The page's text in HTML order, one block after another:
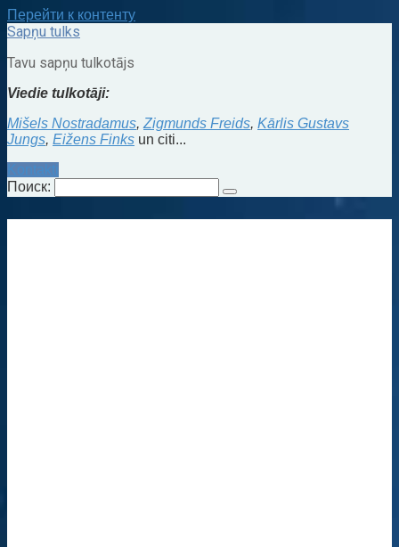
Перейти к контенту
Sapņu tulks
Tavu sapņu tulkotājs
Viedie tulkotāji:
Mišels Nostradamus, Zigmunds Freids, Kārlis Gustavs
Jungs, Eižens Finks un citi...
Kontakti
Поиск: